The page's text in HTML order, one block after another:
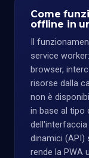
Come
offline in
Il
service
browser,
risorse dalla
non è
in base al tipo
dinamici (API)
rende la PWA